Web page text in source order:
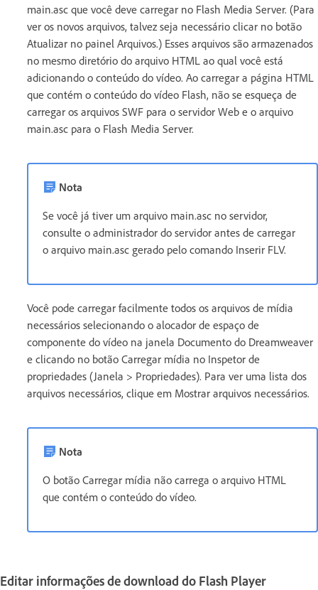
main.asc que você deve carregar no Flash Media Server. (Para
ver os novos arquivos, talvez seja necessário clicar no botão
Atualizar no painel Arquivos.) Esses arquivos são armazenados
no mesmo diretório do arquivo HTML ao qual você está
adicionando o conteúdo do vídeo. Ao carregar a página HTML
que contém o conteúdo do vídeo Flash, não se esqueça de
carregar os arquivos SWF para o servidor Web e o arquivo
main.asc para o Flash Media Server.
Nota
Se você já tiver um arquivo main.asc no servidor,
consulte o administrador do servidor antes de carregar
o arquivo main.asc gerado pelo comando Inserir FLV.
Você pode carregar facilmente todos os arquivos de mídia
necessários selecionando o alocador de espaço de
componente do vídeo na janela Documento do Dreamweaver
e clicando no botão Carregar mídia no Inspetor de
propriedades (Janela > Propriedades). Para ver uma lista dos
arquivos necessários, clique em Mostrar arquivos necessários.
Nota
O botão Carregar mídia não carrega o arquivo HTML
que contém o conteúdo do vídeo.
Editar informações de download do Flash Player